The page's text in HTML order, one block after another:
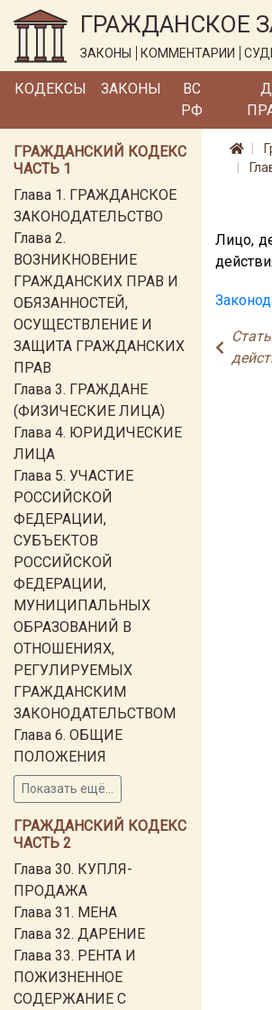
ГРАЖДАНСКОЕ
ЗАКОНЫ КОММЕНТАРИИ
КОДЕКСЫ ЗАКОНЫ
ВС
РФ
ГРАЖДАНСКИЙ КОДЕКС
ЧАСТЬ 1
Глава 1. ГРАЖДАНСКОЕ
ЗАКОНОДАТЕЛЬСТВО
Глава 2.
ВОЗНИКНОВЕНИЕ
ГРАЖДАНСКИХ ПРАВ И
ОБЯЗАННОСТЕЙ,
ОСУЩЕСТВЛЕНИЕ И
ЗАЩИТА ГРАЖДАНСКИХ
ПРАВ
Глава 3. ГРАЖДАНЕ
(ФИЗИЧЕСКИЕ ЛИЦА)
Глава 4. ЮРИДИЧЕСКИЕ
ЛИЦА
Глава 5. УЧАСТИЕ
РОССИЙСКОЙ
ФЕДЕРАЦИИ,
СУБЪЕКТОВ
РОССИЙСКОЙ
ФЕДЕРАЦИИ,
МУНИЦИПАЛЬНЫХ
ОБРАЗОВАНИЙ В
ОТНОШЕНИЯХ,
РЕГУЛИРУЕМЫХ
ГРАЖДАНСКИМ
ЗАКОНОДАТЕЛЬСТВОМ
Глава 6. ОБЩИЕ
ПОЛОЖЕНИЯ
Показать ещё...
ГРАЖДАНСКИЙ КОДЕКС
ЧАСТЬ 2
Глава 30. КУПЛЯ-
ПРОДАЖА
Глава 31. МЕНА
Глава 32. ДАРЕНИЕ
Глава 33. РЕНТА И
ПОЖИЗНЕННОЕ
СОДЕРЖАНИЕ С
Лицо,